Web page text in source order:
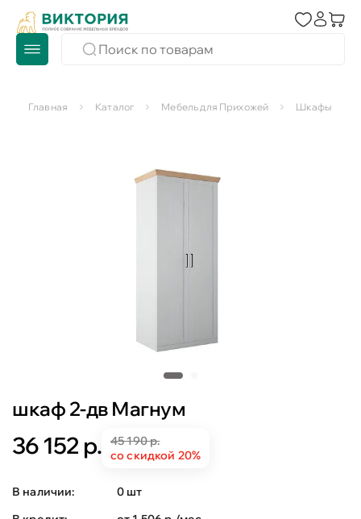
Главная Каталог Мебель для Прихожей Шкафы для
шкаф 2-дв Магнум
36 152 р.
45 190 р.
со скидкой 20%
В наличии:
0 шт